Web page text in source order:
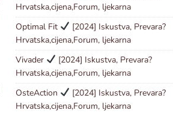
Hrvatska,cijena,Forum, ljekarna
Optimal Fit
[2024] Iskustva, Prevara?
Hrvatska,cijena,Forum, ljekarna
Vivader
[2024] Iskustva, Prevara?
Hrvatska,cijena,Forum, ljekarna
OsteAction
[2024] Iskustva, Prevara?
Hrvatska,cijena,Forum, ljekarna